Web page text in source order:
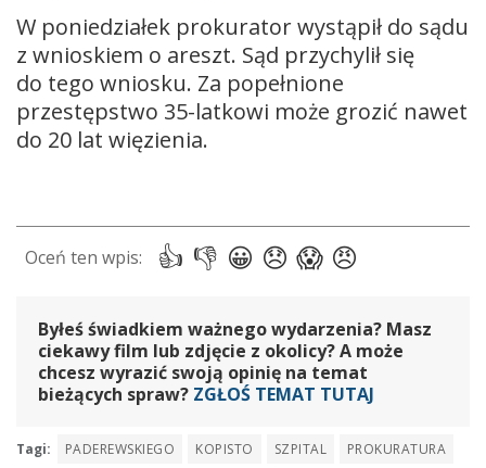
W poniedziałek prokurator wystąpił do sądu
z wnioskiem o areszt. Sąd przychylił się
do tego wniosku. Za popełnione
przestępstwo 35-latkowi może grozić nawet
do 20 lat więzienia.
Byłeś świadkiem ważnego wydarzenia? Masz
ciekawy film lub zdjęcie z okolicy? A może
chcesz wyrazić swoją opinię na temat
bieżących spraw? ZGŁOŚ TEMAT TUTAJ
Tagi: PADEREWSKIEGO KOPISTO SZPITAL
PROKURATURA